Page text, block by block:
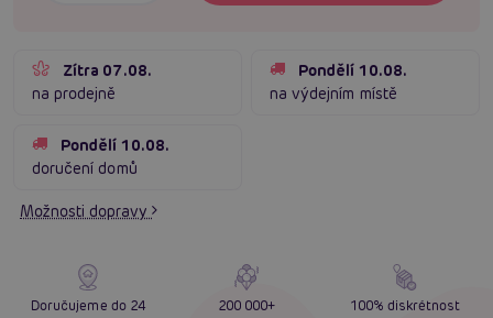
Zítra 07.08.
na prodejně
Pondělí 10.08.
na výdejním místě
Pondělí 10.08.
doručení domů
Možnosti dopravy
Doručujeme do 24
200 000+
100% diskrétnost